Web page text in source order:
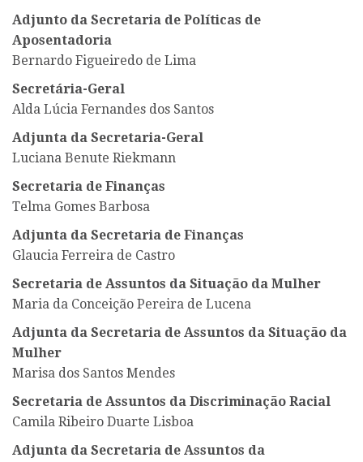
Adjunto da Secretaria de Políticas de
Aposentadoria
Bernardo Figueiredo de Lima
Secretária-Geral
Alda Lúcia Fernandes dos Santos
Adjunta da Secretaria-Geral
Luciana Benute Riekmann
Secretaria de Finanças
Telma Gomes Barbosa
Adjunta da Secretaria de Finanças
Glaucia Ferreira de Castro
Secretaria de Assuntos da Situação da Mulher
Maria da Conceição Pereira de Lucena
Adjunta da Secretaria de Assuntos da Situação da
Mulher
Marisa dos Santos Mendes
Secretaria de Assuntos da Discriminação Racial
Camila Ribeiro Duarte Lisboa
Adjunta da Secretaria de Assuntos da